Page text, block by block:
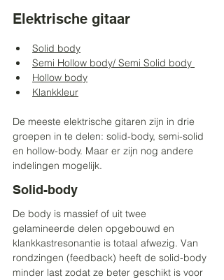
Elektrische gitaar
Solid body
Semi Hollow body/ Semi Solid body
Hollow body
Klankkleur
De meeste elektrische gitaren zijn in drie
groepen in te delen: solid-body, semi-solid
en hollow-body. Maar er zijn nog andere
indelingen mogelijk.
Solid-body
De body is massief of uit twee
gelamineerde delen opgebouwd en
klankkastresonantie is totaal afwezig. Van
rondzingen (feedback) heeft de solid-body
minder last zodat ze beter geschikt is voor